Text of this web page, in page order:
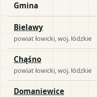
Gmina
Bielawy
powiatłowicki , woj.łódzkie
Chąśno
powiatłowicki , woj.łódzkie
Domaniewice